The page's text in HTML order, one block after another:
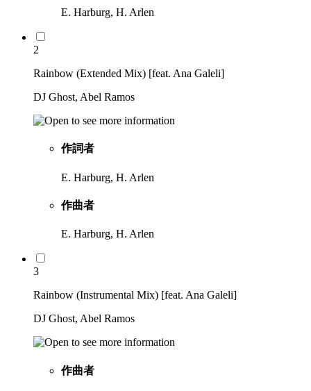
E. Harburg, H. Arlen
2
Rainbow (Extended Mix) [feat. Ana Galeli]
DJ Ghost, Abel Ramos
作詞者
E. Harburg, H. Arlen
作曲者
E. Harburg, H. Arlen
3
Rainbow (Instrumental Mix) [feat. Ana Galeli]
DJ Ghost, Abel Ramos
作曲者